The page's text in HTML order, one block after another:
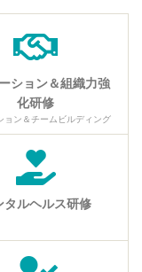
ション＆組織力強
化研修
ョン＆チームビルディング
タルヘルス研修